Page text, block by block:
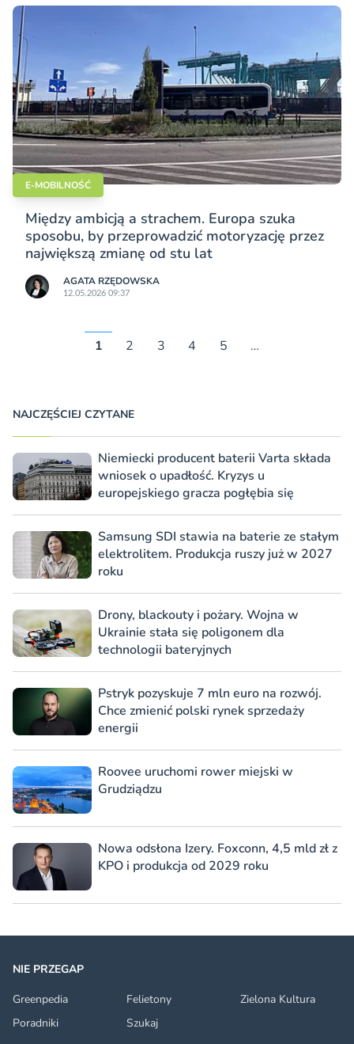
E-MOBILNOŚĆ
Między ambicją a strachem. Europa szuka
sposobu, by przeprowadzić motoryzację przez
największą zmianę od stu lat
AGATA RZĘDOWSKA
12.05.2026 09:37
1 2 3 4 5 …
NAJCZĘŚCIEJ CZYTANE
Niemiecki producent baterii Varta składa
wniosek o upadłość. Kryzys u
europejskiego gracza pogłębia się
Samsung SDI stawia na baterie ze stałym
elektrolitem. Produkcja ruszy już w 2027
roku
Drony, blackouty i pożary. Wojna w
Ukrainie stała się poligonem dla
technologii bateryjnych
Pstryk pozyskuje 7 mln euro na rozwój.
Chce zmienić polski rynek sprzedaży
energii
Roovee uruchomi rower miejski w
Grudziądzu
Nowa odsłona Izery. Foxconn, 4,5 mld zł z
KPO i produkcja od 2029 roku
NIE PRZEGAP
Greenpedia
Felietony
Zielona Kultura
Poradniki
Szukaj